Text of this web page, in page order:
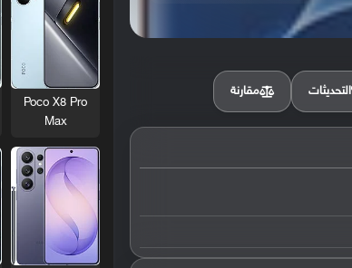
التحديثات مقارنة
Poco X8 Pro
Max